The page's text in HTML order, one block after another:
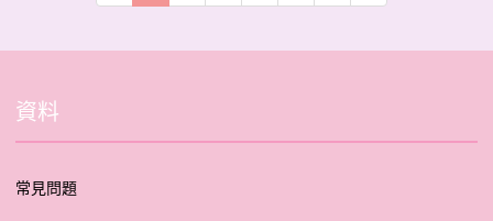
資料
常見問題